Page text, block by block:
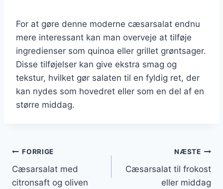
For at gøre denne moderne cæsarsalat endnu
mere interessant kan man overveje at tilføje
ingredienser som quinoa eller grillet grøntsager.
Disse tilføjelser kan give ekstra smag og
tekstur, hvilket gør salaten til en fyldig ret, der
kan nydes som hovedret eller som en del af en
større middag.
Indlægsnavigation
FORRIGE
Cæsarsalat med
citronsaft og oliven
NÆSTE
Cæsarsalat til frokost
eller middag